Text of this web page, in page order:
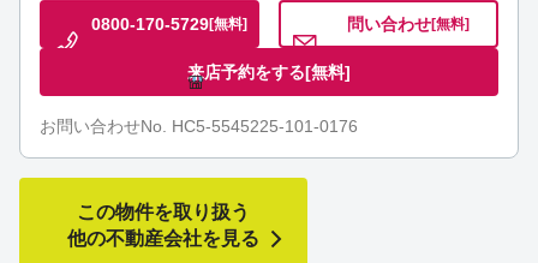
0800-170-5729[無料] 問い合わせ[無料]
来店予約をする[無料]
お問い合わせNo. HC5-5545225-101-0176
この物件を取り扱う
他の不動産会社を見る